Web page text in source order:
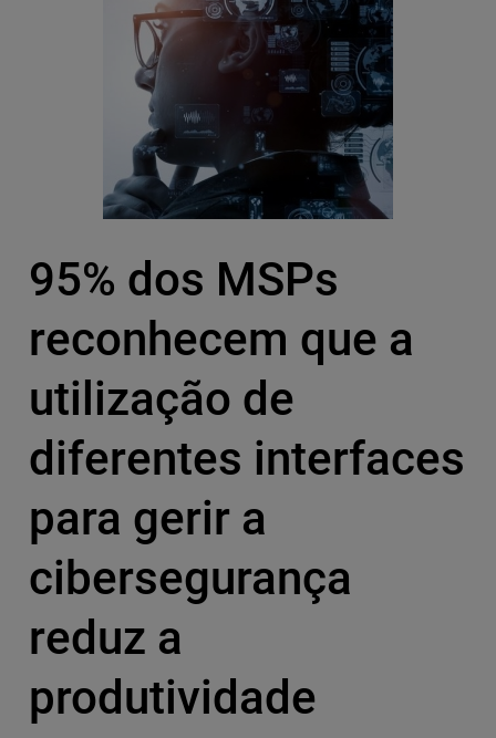
95% dos MSPs
reconhecem que a
utilização de
diferentes interfaces
para gerir a
cibersegurança
reduz a
produtividade